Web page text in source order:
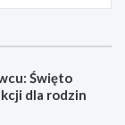
Święto
dla rodzin